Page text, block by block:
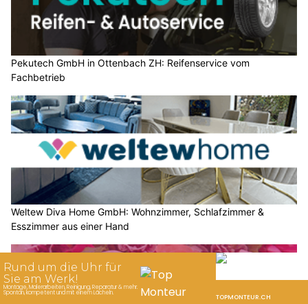
Pekutech GmbH in Ottenbach ZH: Reifenservice vom
Fachbetrieb
Weltew Diva Home GmbH: Wohnzimmer, Schlafzimmer &
Esszimmer aus einer Hand